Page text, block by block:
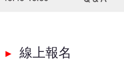
► 線上報名